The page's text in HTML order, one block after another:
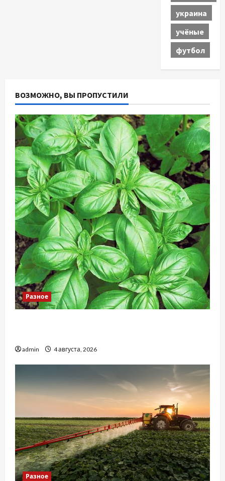
украина
учёные
футбол
ВОЗМОЖНО, ВЫ ПРОПУСТИЛИ
Разное
admin 4 августа, 2026
Разное